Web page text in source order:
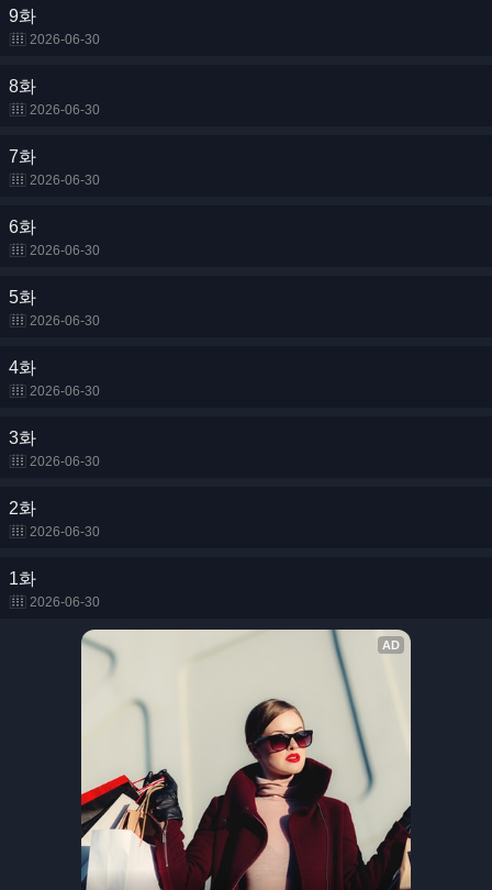
9화
2026-06-30
8화
2026-06-30
7화
2026-06-30
6화
2026-06-30
5화
2026-06-30
4화
2026-06-30
3화
2026-06-30
2화
2026-06-30
1화
2026-06-30